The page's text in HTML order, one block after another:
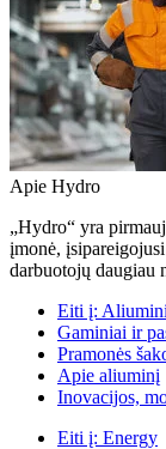
Apie Hydro
„Hydro“ yra
įmonė,
darbuotojų daugiau
Eiti į:
Gaminiai ir
Pramonės
Apie aliuminį
Inovacijos,
Eiti į: Energy